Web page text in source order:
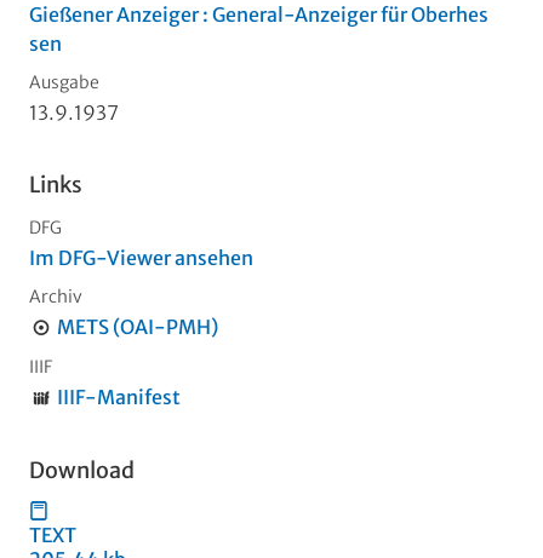
Gießener Anzeiger : General-Anzeiger für Oberhes
sen
Ausgabe
13.9.1937
Links
DFG
Im DFG-Viewer ansehen
Archiv
METS (OAI-PMH)
IIIF
IIIF-Manifest
Download
TEXT